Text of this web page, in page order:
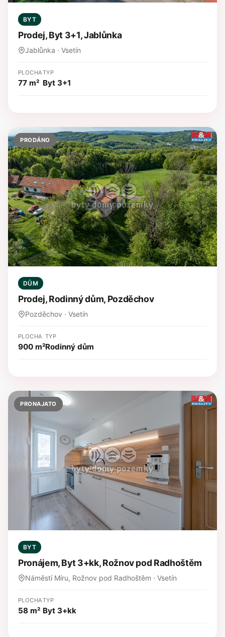
BYT
Prodej, Byt 3+1, Jablůnka
Jablůnka · Vsetín
PLOCHA
77 m²
TYP
Byt 3+1
PRODÁNO
DŮM
Prodej, Rodinný dům, Pozděchov
Pozděchov · Vsetín
PLOCHA
900 m²
TYP
Rodinný dům
PRONAJATO
BYT
Pronájem, Byt 3+kk, Rožnov pod Radhoštěm
Náměstí Míru, Rožnov pod Radhoštěm · Vsetín
PLOCHA
58 m²
TYP
Byt 3+kk